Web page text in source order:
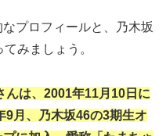
プロフィールと、乃木坂
みましょう。
んは、2001年11月10日に
9月、乃木坂46の3期生オ